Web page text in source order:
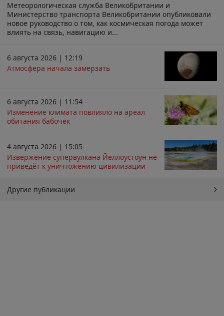
Метеорологическая служба Великобритании и
Министерство транспорта Великобритании опубликовали
новое руководство о том, как космическая погода может
влиять на связь, навигацию и...
6 августа 2026 | 12:19
Атмосфера начала замерзать
6 августа 2026 | 11:54
Изменение климата повлияло на ареал
обитания бабочек
4 августа 2026 | 15:05
Извержение супервулкана Йеллоустоун не
приведёт к уничтожению цивилизации
Другие публикации